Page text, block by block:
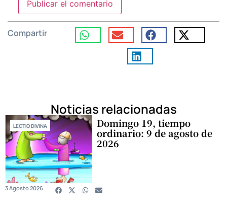
Compartir
Noticias relacionadas
LECTIO DIVINA Domingo 19, tiempo
ordinario: 9 de agosto de
2026
3 Agosto 2026